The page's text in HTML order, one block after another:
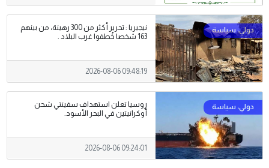
نيجيريا : تحرير أكثر من 300 رهينة، من بينهم
163 شخصا خُطفوا غرب البلاد .
2026-08-06 09:48:19
روسيا تعلن استهداف سفينتي شحن
أوكرانيتين في البحر الأسود.
2026-08-06 09:24:01